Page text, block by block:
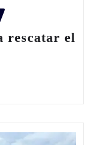
rescatar el